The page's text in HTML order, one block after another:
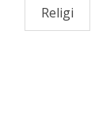
Religi